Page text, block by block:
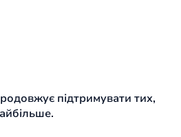
підтримувати тих,